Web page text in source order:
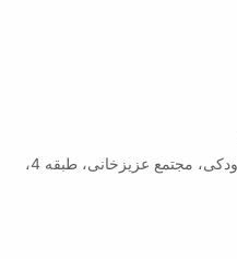
خیابان وحید، چهارراه رودکی، مجتمع عزیزخانی، طبقه 4،